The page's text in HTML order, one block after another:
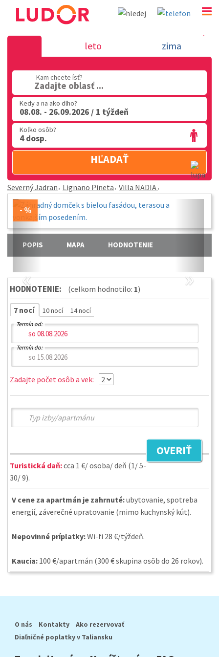
Villa NADIA - Lignano Pineta - Severný
02 2063 3182
leto zima
Kam chcete ísť?
Zadajte oblasť ...
Kedy a na ako dlho?
08.08. - 26.09.2026 / 1 týždeň
Koľko osôb?
4 dosp.
HĽADAŤ
Severný Jadran Lignano Pineta Villa NADIA
« »
POPIS MAPA HODNOTENIE
HODNOTENIE: (celkom hodnotilo: 1)
7 nocí 10 nocí 14 nocí
Termín od:
Termín do:
Zadajte počet osôb a vek:
OVERIŤ
Turistická daň:cca 1 €/ osoba/ deň (1/ 5-
30/ 9).
V cene za apartmán je zahrnuté:ubytovanie, spotreba
energií, záverečné upratovanie (mimo kuchynský kút).
Nepovinné príplatky:Wi-fi 28 €/týždeň.
Kaucia: 100 €/apartmán (300 € skupina osôb do 26 rokov).
O nás Kontakty
Ako rezervovať
Diaľničné poplatky v Taliansku